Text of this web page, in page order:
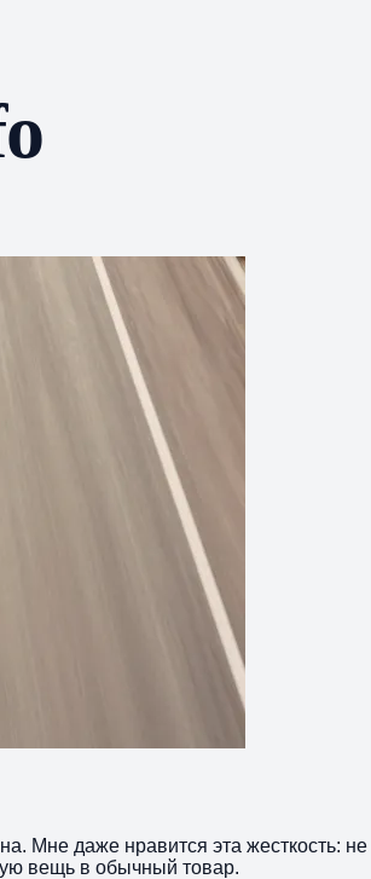
Мне даже нравится эта жесткость:
вещь в обычный товар.